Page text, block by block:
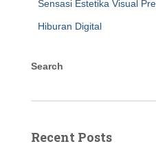
Sensasi Estetika Visual
Hiburan Digital
Search
Recent Posts